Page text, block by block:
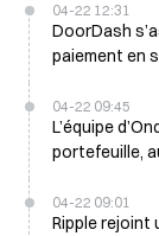
04-22 12:31
DoorDash
paiement en
04-22 09:45
L’équipe d’Ondo
portefeuille,
04-22 09:01
Ripple rejoint